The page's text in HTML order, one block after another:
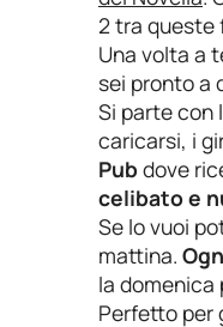
2 tra queste
Una volta a
sei pronto a
Si parte con
caricarsi, i
Pubdove
celibato e
Se lo vuoi
mattina.
la
Perfetto per